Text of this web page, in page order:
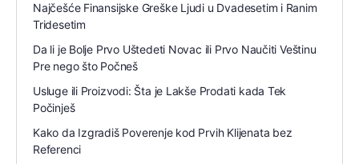
Najčešće Finansijske Greške Ljudi u Dvadesetim i Ranim
Tridesetim
Da li je Bolje Prvo Uštedeti Novac ili Prvo Naučiti Veštinu
Pre nego što Počneš
Usluge ili Proizvodi: Šta je Lakše Prodati kada Tek
Počinješ
Kako da Izgradiš Poverenje kod Prvih Klijenata bez
Referenci